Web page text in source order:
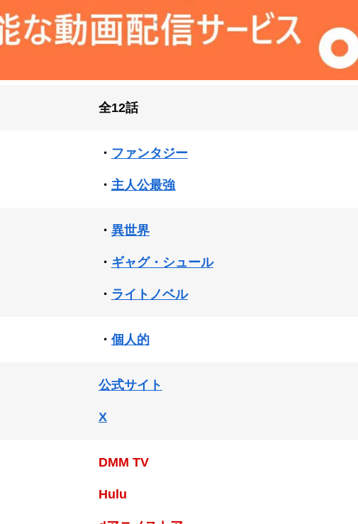
全12話
・ ファンタジー
・ 主人公最強
・ 異世界
・ ギャグ・シュール
・ ライトノベル
・ 個人的
公式サイト
X
DMM TV
Hulu